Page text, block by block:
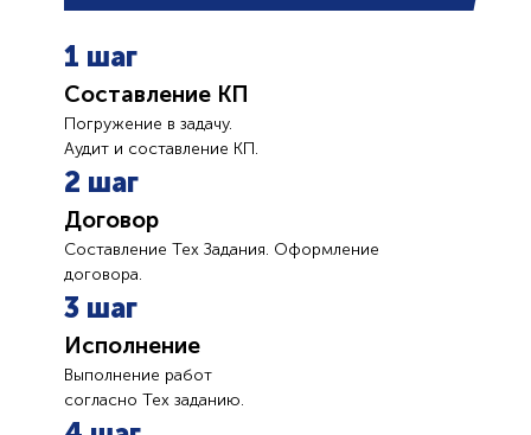
1 шаг
Составление КП
Погружение в задачу.
Аудит и составление КП.
2 шаг
Договор
Составление Тех Задания. Оформление
договора.
3 шаг
Исполнение
Выполнение работ
согласно Тех заданию.